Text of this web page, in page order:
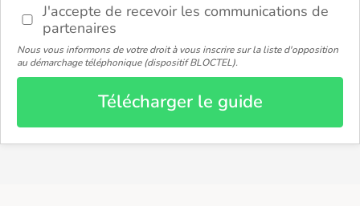
J'accepte de recevoir les communications de
partenaires
Nous vous informons de votre droit à vous inscrire sur la liste d'opposition
au démarchage téléphonique (dispositif BLOCTEL).
Télécharger le guide